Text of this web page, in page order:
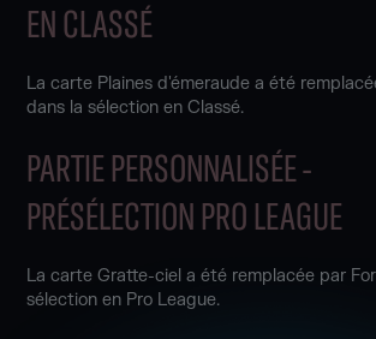
EN CLASSÉ
La carte Plaines d'émeraude a été
dans la sélection en Classé.
PARTIE PERSONNALISÉE -
PRÉSÉLECTION PRO LEAGUE
La carte Gratte-ciel a été remplacée par
sélection en Pro League.